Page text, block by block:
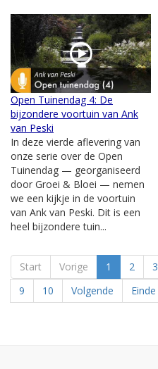
Open Tuinendag 4: De
bijzondere voortuin van Ank
van Peski
In deze vierde aflevering van
onze serie over de Open
Tuinendag — georganiseerd
door Groei & Bloei — nemen
we een kijkje in de voortuin
van Ank van Peski. Dit is een
heel bijzondere tuin...
Start Vorige 1 2 3
9
10 Volgende Einde